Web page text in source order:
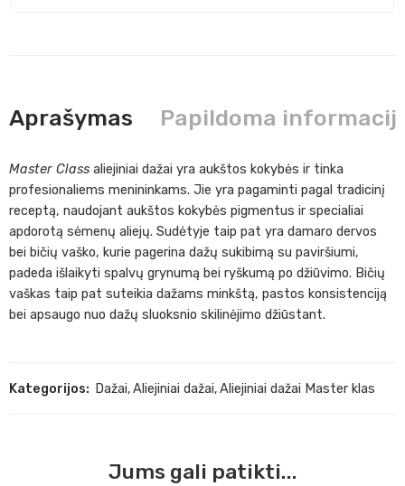
Aprašymas Papildoma
Master Class aliejiniai dažai yra aukštos kokybės ir tinka
profesionaliems menininkams. Jie yra pagaminti pagal tradicinį
receptą, naudojant aukštos kokybės pigmentus ir specialiai
apdorotą sėmenų aliejų. Sudėtyje taip pat yra damaro dervos
bei bičių vaško, kurie pagerina dažų sukibimą su paviršiumi,
padeda išlaikyti spalvų grynumą bei ryškumą po džiūvimo. Bičių
vaškas taip pat suteikia dažams minkštą, pastos konsistenciją
bei apsaugo nuo dažų sluoksnio skilinėjimo džiūstant.
Kategorijos: Dažai,Aliejiniai dažai,Aliejiniai dažai Master klas
Jums gali patikti...